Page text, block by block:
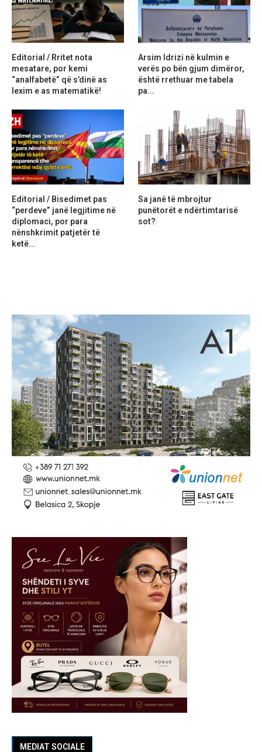
MEDIAT SOCIALE
Editorial / Rritet nota
mesatare, por kemi
“analfabetë” që s’dinë as
lexim e as matematikë!
Arsim Idrizi në kulmin e
verës po bën gjum dimëror,
është rrethuar me tabela
pa...
Editorial / Bisedimet pas
“perdeve” janë legjitime në
diplomaci, por para
nënshkrimit patjetër të
ketë...
Sa janë të mbrojtur
punëtorët e ndërtimtarisë
sot?